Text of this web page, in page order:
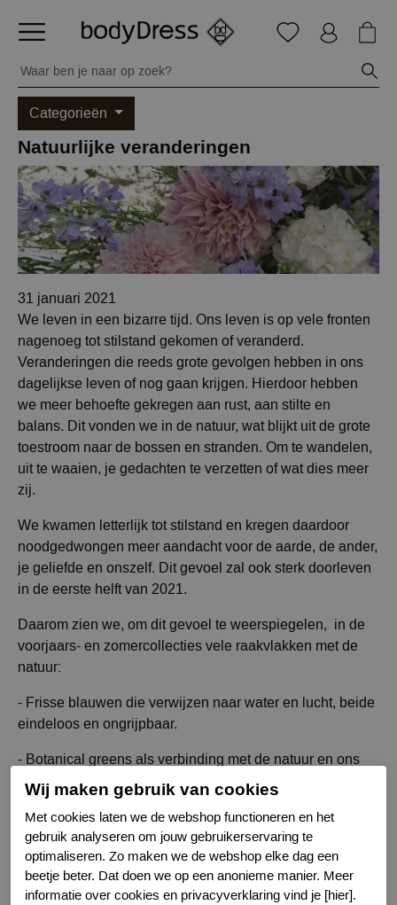
Categorieën
Natuurlijke veranderingen
31 januari 2021
We leven in een bizarre tijd. Ons leven is op vele fronten
nagenoeg tot stilstand gekomen of veranderd.
Veranderingen die reeds grote gevolgen hebben in ons
dagelijkse leven of nog gaan krijgen. Hierdoor hebben
we meer behoefte gekregen aan rust, aan stilte en
balans. Dit vonden we in de natuur, wat blijkt uit de grote
toestroom naar de bossen en stranden. Om te wandelen,
uit te waaien, je gedachten te verzetten of wat dies meer
zij.
We kwamen letterlijk tot stilstand en kregen daardoor
noodgedwongen meer aandacht voor de aarde, de ander,
je geliefde en onszelf. Dit gevoel zal ook sterk doorleven
in de eerste helft van 2021.
Daarom zien we, om dit gevoel te weerspiegelen, in de
voorjaars- en zomercollecties vele raakvlakken met de
natuur:
- Frisse blauwen die verwijzen naar water en lucht, beide
eindeloos en ongrijpbaar.
- Botanical greens als verbinding met de natuur en ons
verlangen naar duurzaamheid.
- Naturel kleuren zoals champagne en wit, wat uiting
geeft aan focus, verlichting en rust.
- En naarmate het seizoen vordert zal de collectie steeds
warmer worden en zien we meer roze en rood tinten. Dit
Wij maken gebruik van cookies
Met cookies laten we de webshop functioneren en het
gebruik analyseren om jouw gebruikerservaring te
optimaliseren. Zo maken we de webshop elke dag een
beetje beter. Dat doen we op een anonieme manier. Meer
informatie over cookies en privacyverklaring vind je [hier].